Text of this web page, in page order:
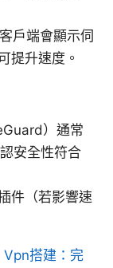
戶端會顯示伺
提升速度。
）通常
安全性符合
件（若影響速
Vpn搭建：完